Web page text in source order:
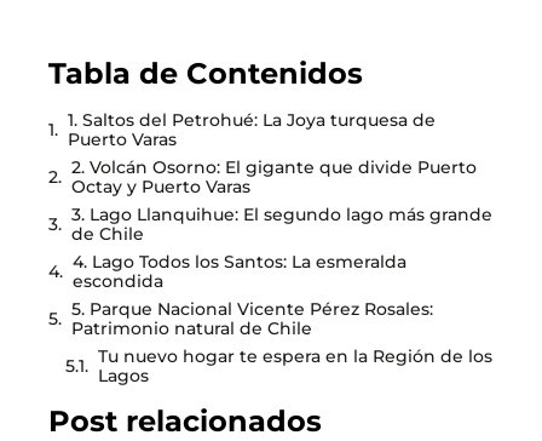
Tabla de Contenidos
1. Saltos del Petrohué: La Joya turquesa de
Puerto Varas
2. Volcán Osorno: El gigante que divide Puerto
Octay y Puerto Varas
3. Lago Llanquihue: El segundo lago más grande
de Chile
4. Lago Todos los Santos: La esmeralda
escondida
5. Parque Nacional Vicente Pérez Rosales:
Patrimonio natural de Chile
Tu nuevo hogar te espera en la Región de los
Lagos
Post relacionados